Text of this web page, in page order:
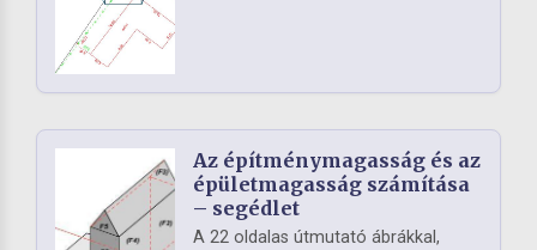
Az építménymagasság és az
épületmagasság számítása
– segédlet
A 22 oldalas útmutató ábrákkal,